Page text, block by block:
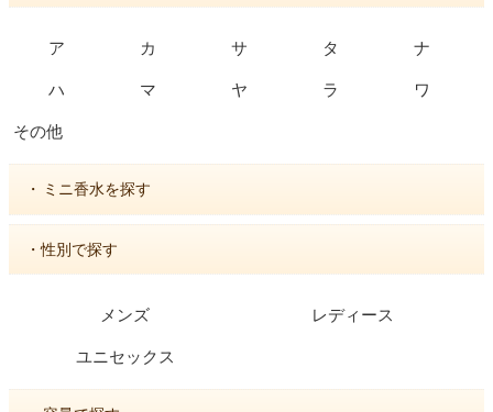
ア カ サ タ ナ
ハ マ ヤ ラ ワ
その他
・ ミニ香水を探す
・性別で探す
メンズ レディース
ユニセックス